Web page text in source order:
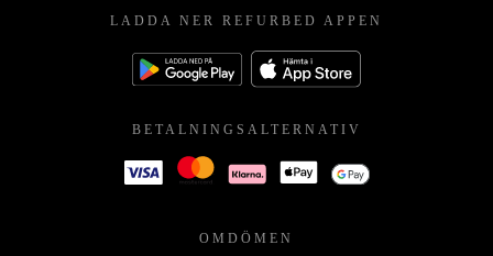
LADDA NER REFURBED APPEN
BETALNINGSALTERNATIV
OMDÖMEN